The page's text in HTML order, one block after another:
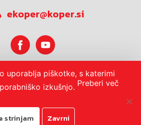
ekoper@koper.si
uporablja piškotke, s katerimi
izkušnjo. Preberi več
strinjam Zavrni